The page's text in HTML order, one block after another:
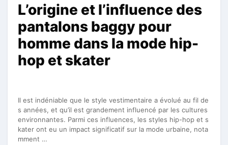
L’origine et l’influence des
pantalons baggy pour
homme dans la mode hip-
hop et skater
Il est indéniable que le style vestimentaire a évolué au fil de
s années, et qu’il est grandement influencé par les cultures
environnantes. Parmi ces influences, les styles hip-hop et s
kater ont eu un impact significatif sur la mode urbaine, nota
mment …